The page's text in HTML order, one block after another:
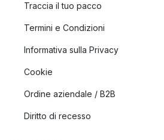
Traccia il tuo pacco
Termini e Condizioni
Informativa sulla Privacy
Cookie
Ordine aziendale / B2B
Diritto di recesso